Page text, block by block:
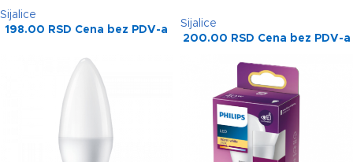
Sijalice
198.00 RSD Cena bez PDV-a
Sijalice
200.00 RSD Cena bez PDV-a